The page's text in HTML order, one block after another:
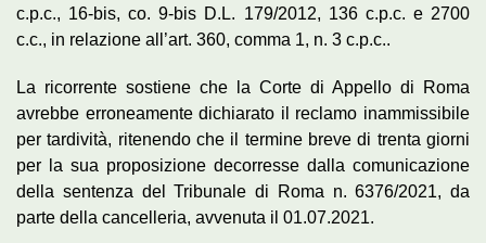
c.p.c., 16-bis, co. 9-bis D.L. 179/2012, 136 c.p.c. e 2700
c.c., in relazione all’art. 360, comma 1, n. 3 c.p.c..
La ricorrente sostiene che la Corte di Appello di Roma
avrebbe erroneamente dichiarato il reclamo inammissibile
per tardività, ritenendo che il termine breve di trenta giorni
per la sua proposizione decorresse dalla comunicazione
della sentenza del Tribunale di Roma n. 6376/2021, da
parte della cancelleria, avvenuta il 01.07.2021.